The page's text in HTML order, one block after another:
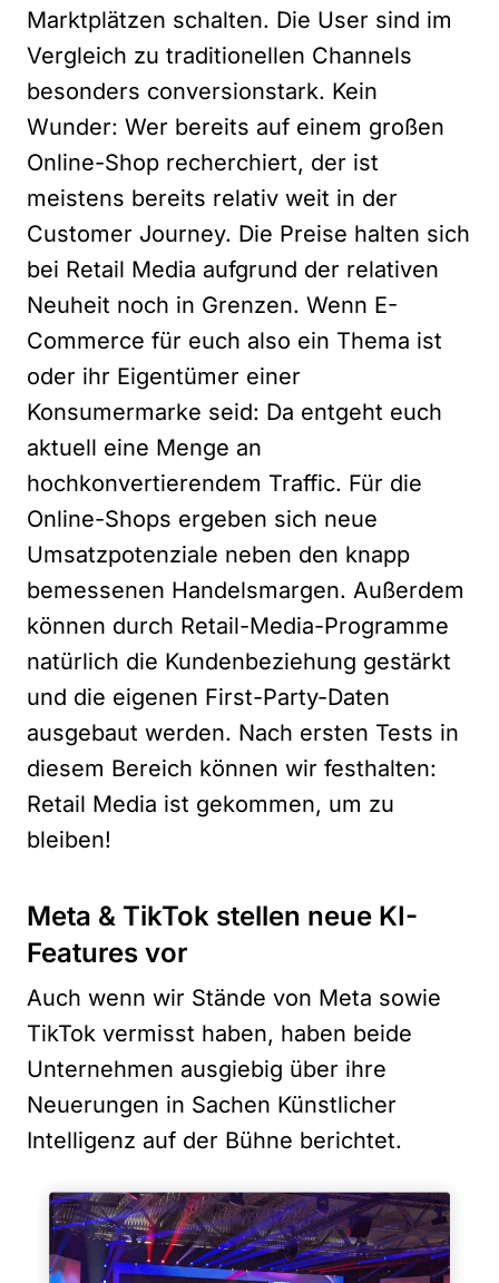
Marktplätzen schalten. Die User sind im
Vergleich zu traditionellen Channels
besonders conversionstark. Kein
Wunder: Wer bereits auf einem großen
Online-Shop recherchiert, der ist
meistens bereits relativ weit in der
Customer Journey. Die Preise halten sich
bei Retail Media aufgrund der relativen
Neuheit noch in Grenzen. Wenn E-
Commerce für euch also ein Thema ist
oder ihr Eigentümer einer
Konsumermarke seid: Da entgeht euch
aktuell eine Menge an
hochkonvertierendem Traffic. Für die
Online-Shops ergeben sich neue
Umsatzpotenziale neben den knapp
bemessenen Handelsmargen. Außerdem
können durch Retail-Media-Programme
natürlich die Kundenbeziehung gestärkt
und die eigenen First-Party-Daten
ausgebaut werden. Nach ersten Tests in
diesem Bereich können wir festhalten:
Retail Media ist gekommen, um zu
bleiben!
Meta & TikTok stellen neue KI-
Features vor
Auch wenn wir Stände von Meta sowie
TikTok vermisst haben, haben beide
Unternehmen ausgiebig über ihre
Neuerungen in Sachen Künstlicher
Intelligenz auf der Bühne berichtet.